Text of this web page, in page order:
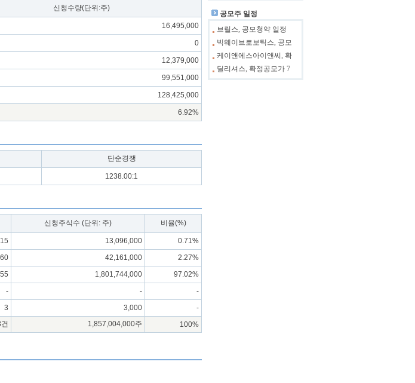
신청수량(단위:주)
16,495,000
0
12,379,000
99,551,000
128,425,000
6.92%
단순경쟁
1238.00:1
신청주식수 (단위: 주) 비율(%)
15 13,096,000
0.71%
60 42,161,000
2.27%
1,801,744,000
97.02%
- -
-
3 3,000
-
1,857,004,000주 100%
공모주 일정
브릴스, 공모청약 일정
빅웨이브로보틱스, 공모
케이앤에스아이앤씨, 확
딜리셔스, 확정공모가 7